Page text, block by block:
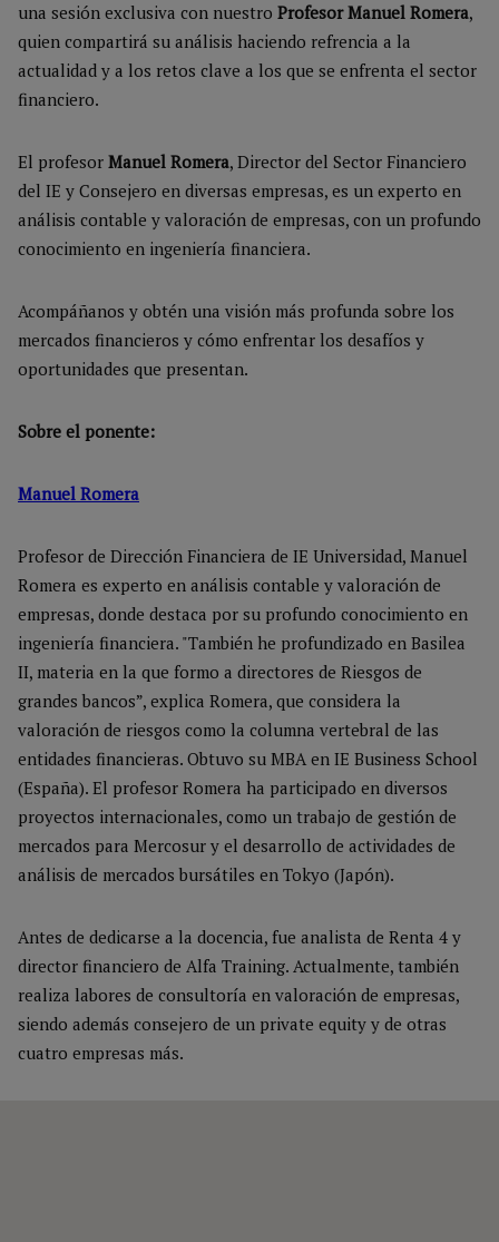
una sesión exclusiva con nuestro Profesor Manuel Romera,
quien compartirá su análisis haciendo refrencia a la
actualidad y a los retos clave a los que se enfrenta el sector
financiero.
El profesor Manuel Romera, Director del Sector Financiero
del IE y Consejero en diversas empresas, es un experto en
análisis contable y valoración de empresas, con un profundo
conocimiento en ingeniería financiera.
Acompáñanos y obtén una visión más profunda sobre los
mercados financieros y cómo enfrentar los desafíos y
oportunidades que presentan.
Sobre el ponente:
Manuel Romera
Profesor de Dirección Financiera de IE Universidad, Manuel
Romera es experto en análisis contable y valoración de
empresas, donde destaca por su profundo conocimiento en
ingeniería financiera. "También he profundizado en Basilea
II, materia en la que formo a directores de Riesgos de
grandes bancos”, explica Romera, que considera la
valoración de riesgos como la columna vertebral de las
entidades financieras. Obtuvo su MBA en IE Business School
(España). El profesor Romera ha participado en diversos
proyectos internacionales, como un trabajo de gestión de
mercados para Mercosur y el desarrollo de actividades de
análisis de mercados bursátiles en Tokyo (Japón).
Antes de dedicarse a la docencia, fue analista de Renta 4 y
director financiero de Alfa Training. Actualmente, también
realiza labores de consultoría en valoración de empresas,
siendo además consejero de un private equity y de otras
cuatro empresas más.